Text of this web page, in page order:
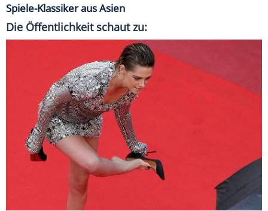
Spiele-Klassiker aus Asien
Die Öffentlichkeit schaut zu: